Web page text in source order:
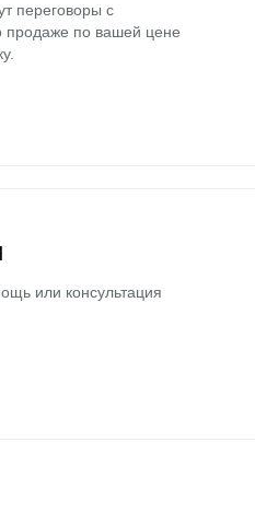
переговоры с
продаже по вашей цене
или консультация